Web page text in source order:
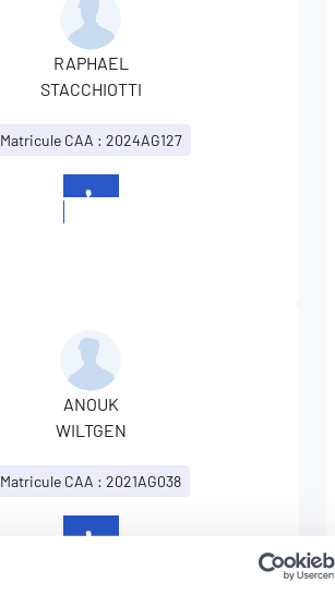
RAPHAEL
STACCHIOTTI
Matricule CAA : 2024AG127
ANOUK
WILTGEN
Matricule CAA : 2021AG038